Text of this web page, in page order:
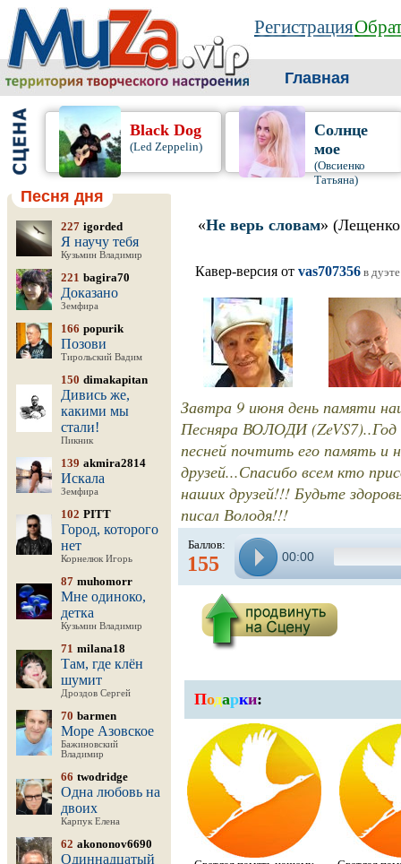
Регистрация
Главная
Black Dog
(Led Zeppelin)
Солнце
мое
(Овсиенко
Татьяна)
Песня дня
227 igorded
Я научу тебя
Кузьмин Владимир
221 bagira70
Доказано
Земфира
166 popurik
Позови
Тирольский Вадим
150 dimakapitan
Дивись же,
какими мы
стали!
Пикник
139 akmira2814
Искала
Земфира
102 PITT
Город, которого
нет
Корнелюк Игорь
87 muhomorr
Мне одиноко,
детка
Кузьмин Владимир
71 milana18
Там, где клён
шумит
Дроздов Сергей
70 barmen
Море Азовское
Бажиновский
Владимир
66 twodridge
Одна любовь на
двоих
Карпук Елена
62 akononov6690
Одиннадцатый
«Не верь словам»
Кавер-версия от vas707356 в
Завтра 9 июня день памяти
Песняра ВОЛОДИ (ZeVS7)..Год
песней почтить его память и
друзей...Спасибо всем кто
наших друзей!!! Будьте
писал Володя!!!
Баллов:
155 00:00
Подарки: